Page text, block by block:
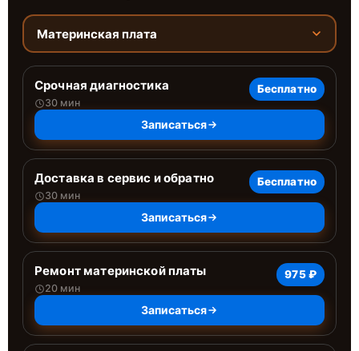
Материнская плата
Срочная диагностика
30 мин
Бесплатно
Записаться
Доставка в сервис и обратно
30 мин
Бесплатно
Записаться
Ремонт материнской платы
20 мин
975 ₽
Записаться